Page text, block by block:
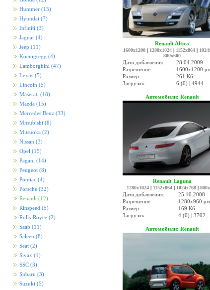
Hummer (15)
Hyundai (7)
Infiniti (3)
Jaguar (4)
Jeep (11)
Koenigsegg (4)
Lamborghini (47)
Lexus (5)
Lincoln (5)
Maserati (18)
Mazda (15)
Mercedes Benz (33)
Mitsubishi (8)
Mitsuoka (2)
Nissan (3)
Opel (15)
Pagani (14)
Peugeot (8)
Pontiac (4)
Porsche (32)
Renault (12)
Rinspeed (5)
Rolls-Royce (2)
Saab (11)
Saleen (8)
Seat (2)
Sivax (1)
SSC (3)
Subaru (3)
Suzuki (5)
Renault Altica
1600x1200| 1280x1024| 1152x864|
800x600
Дата добавления:
28.04.2009
Разрешение:
1600x1200
Размер:
261 Кб
Загрузок:
6 (0) | 4944
Автомобили: Renault
Renault Laguna
1280x1024 | 1152x864 | 1024x768 |
Дата добавления:
25.10.2008
Разрешение:
1280x960 pix
Размер:
169 Кб
Загрузок:
4 (0) | 3702
Автомобили: Renault